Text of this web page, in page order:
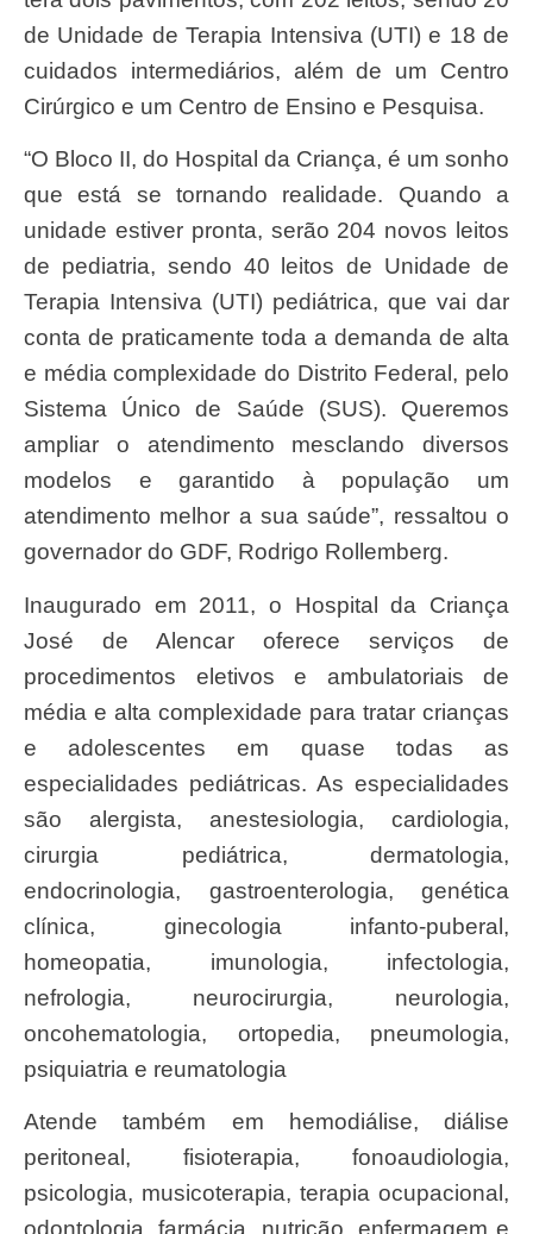
de Unidade de Terapia Intensiva (UTI) e 18 de
cuidados intermediários, além de um Centro
Cirúrgico e um Centro de Ensino e Pesquisa.
“O Bloco II, do Hospital da Criança, é um sonho
que está se tornando realidade. Quando a
unidade estiver pronta, serão 204 novos leitos
de pediatria, sendo 40 leitos de Unidade de
Terapia Intensiva (UTI) pediátrica, que vai dar
conta de praticamente toda a demanda de alta
e média complexidade do Distrito Federal, pelo
Sistema Único de Saúde (SUS). Queremos
ampliar o atendimento mesclando diversos
modelos e garantido à população um
atendimento melhor a sua saúde”, ressaltou o
governador do GDF, Rodrigo Rollemberg.
Inaugurado em 2011, o Hospital da Criança
José de Alencar oferece serviços de
procedimentos eletivos e ambulatoriais de
média e alta complexidade para tratar crianças
e adolescentes em quase todas as
especialidades pediátricas. As especialidades
são alergista, anestesiologia, cardiologia,
cirurgia pediátrica, dermatologia,
endocrinologia, gastroenterologia, genética
clínica, ginecologia infanto-puberal,
homeopatia, imunologia, infectologia,
nefrologia, neurocirurgia, neurologia,
oncohematologia, ortopedia, pneumologia,
psiquiatria e reumatologia
Atende também em hemodiálise, diálise
peritoneal, fisioterapia, fonoaudiologia,
psicologia, musicoterapia, terapia ocupacional,
odontologia, farmácia, nutrição, enfermagem e